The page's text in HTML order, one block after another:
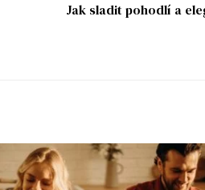
Jak sladit pohodlí a